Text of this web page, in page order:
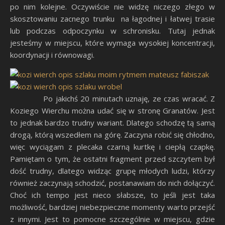
po nim kolejne. Oczywiście nie widzę niczego złego w
skosztowaniu zacnego trunku na łagodnej i łatwej trasie
lub podczas odpoczynku w schronisku. Tutaj jednak
jesteśmy w miejscu, które wymaga wysokiej koncentracji,
koordynacji i równowagi.
Po jakichś 20 minutach uznaję, ze czas wracać. Z
Koziego Wierchu można udać się w stronę Granatów. Jest
to jednak bardzo trudny wariant. Dlatego schodzę tą samą
drogą, którą wszedłem na górę. Zaczyna robić się chłodno,
więc wyciągam z plecaka czarną kurtkę i ciepłą czapkę.
Pamiętam o tym, że ostatni fragment przed szczytem był
dość trudny, dlatego widząc grupę młodych ludzi, którzy
również zaczynają schodzić, postanawiam do nich dołączyć.
Choć ich tempo jest nieco słabsze, to jeśli jest taka
możliwość, bardziej niebezpieczne momenty warto przejść
z innymi. Jest to pomocne szczególnie w miejscu, gdzie